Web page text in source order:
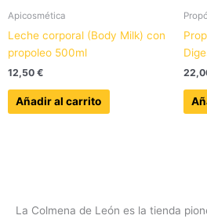
Apicosmética
Leche corporal (Body Milk) con
propoleo 500ml
12,50 €
Añadir al carrito
La Colmena de León es la tienda